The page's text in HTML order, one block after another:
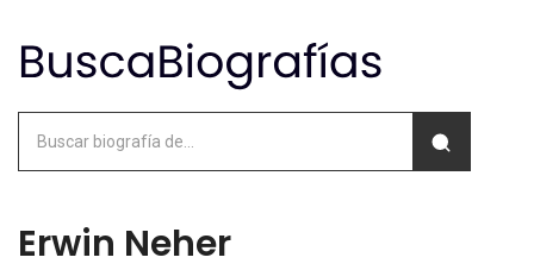
Erwin Neher